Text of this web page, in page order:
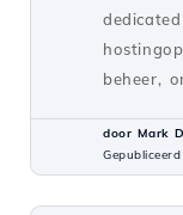
beheer,
door Mark